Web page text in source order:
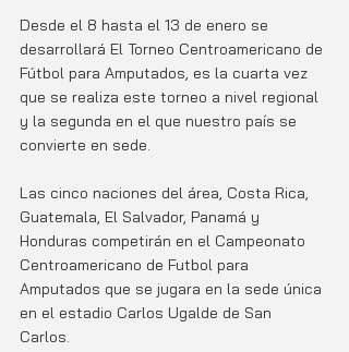
Desde el 8 hasta el 13 de enero se
desarrollará El Torneo Centroamericano de
Fútbol para Amputados, es la cuarta vez
que se realiza este torneo a nivel regional
y la segunda en el que nuestro país se
convierte en sede.
Las cinco naciones del área, Costa Rica,
Guatemala, El Salvador, Panamá y
Honduras competirán en el Campeonato
Centroamericano de Futbol para
Amputados que se jugara en la sede única
en el estadio Carlos Ugalde de San
Carlos.